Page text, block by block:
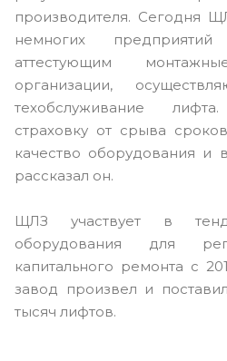
производителя. Сегодня
немногих
аттестующим
организации,
техобслуживание
страховку от срыва
качество оборудования и
рассказал он.
ЩЛЗ участвует в
оборудования для
капитального ремонта с
завод произвел и
тысяч лифтов.